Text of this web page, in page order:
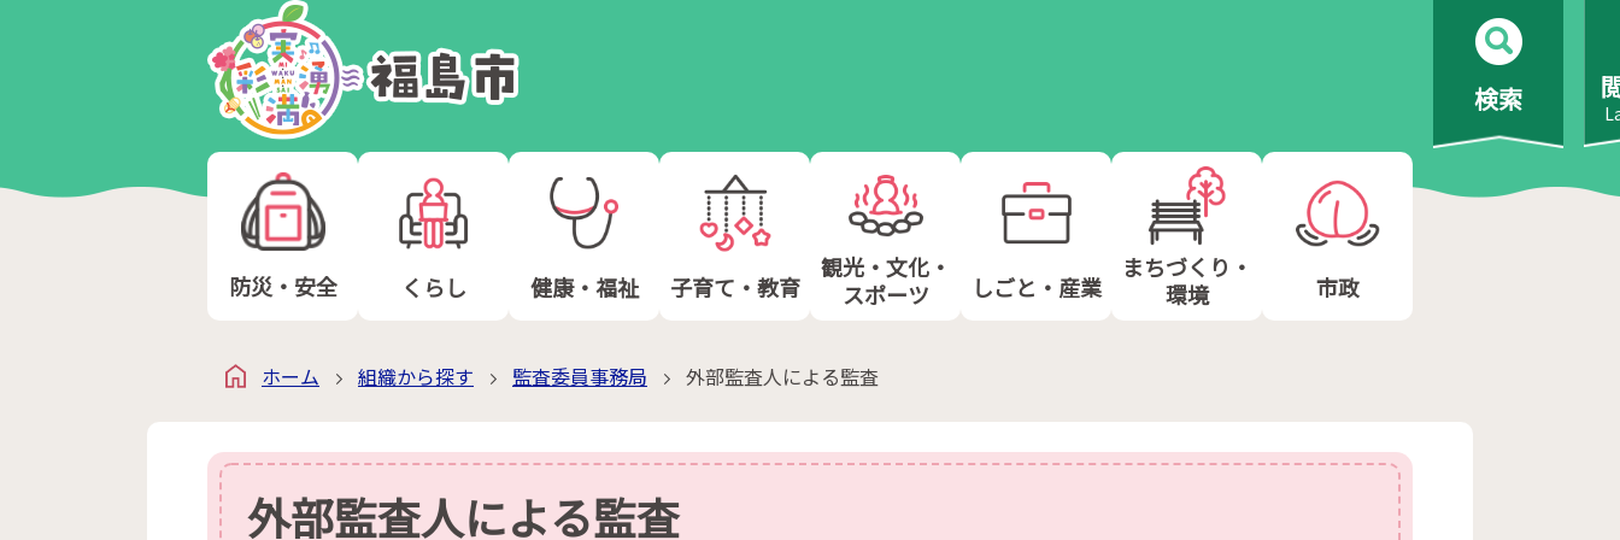
検索
防災・安全 くらし 健康・福祉 子育て・教育
観光・文化・
スポーツ
しごと・産業
まちづくり・
環境
市政
ホーム 組織から探す 監査委員事務局 外部監査人による監査
外部監査人による監査